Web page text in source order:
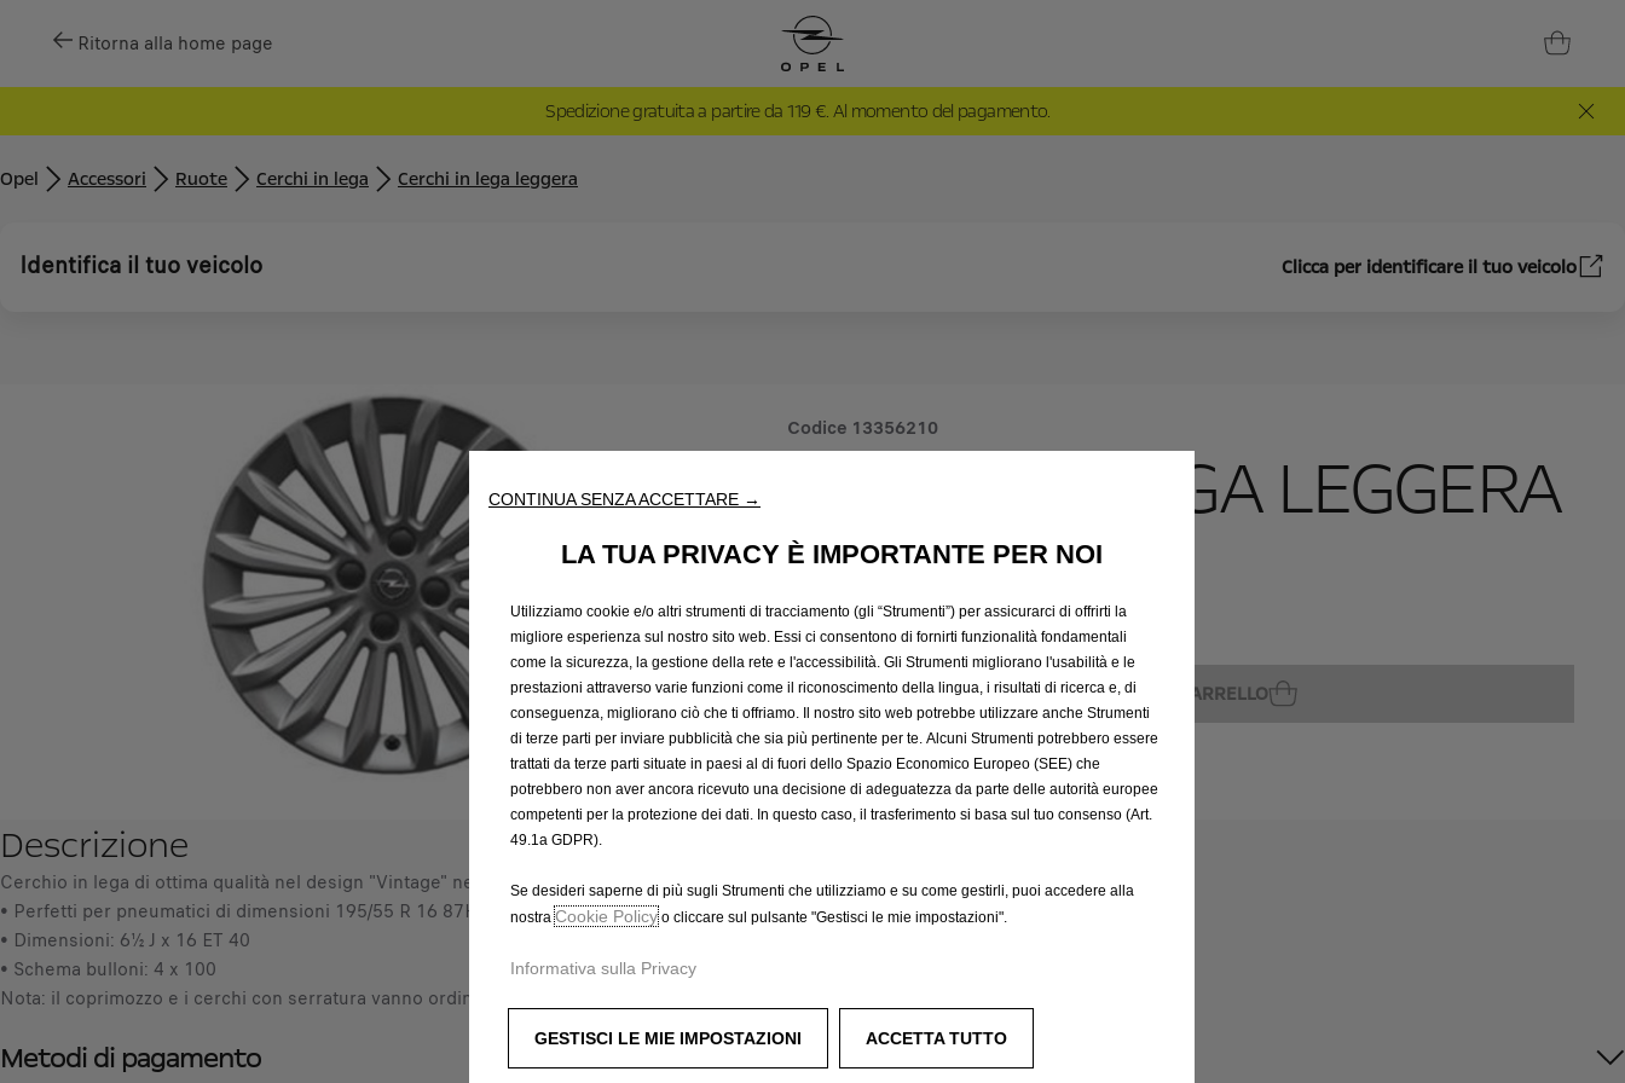
Ritorna alla home page
Spedizione gratuita a partire da 119 €. Al momento del pagamento.
Opel Accessori Ruote Cerchi in lega Cerchi in lega leggera
Identifica il tuo veicolo Clicca per identificare il tuo veicolo
Codice 13356210
CERCHI IN LEGA LEGGERA
436,00 €
P
r
i
c
e
i
s
4
,
0
I
V
A
IVA inclusa/Unità
-
+
Q
u
a
n
t
i
y
u
t
Prodotto esaurito
AGGIUNGI AL CARRELLO
Compra ora, paga dopo
Descrizione
Cerchio in lega di ottima qualità nel design "Vintage" nella versione Silver.
• Perfetti per pneumatici di dimensioni 195/55 R 16 87H
• Dimensioni: 6½ J x 16 ET 40
• Schema bulloni: 4 x 100
Nota: il coprimozzo e i cerchi con serratura vanno ordinati a parte.
Metodi di pagamento
CONTINUA SENZA ACCETTARE →
LA TUA PRIVACY È IMPORTANTE PER NOI
Utilizziamo cookie e/o altri strumenti di tracciamento (gli “Strumenti”) per assicurarci di offrirti la
migliore esperienza sul nostro sito web. Essi ci consentono di fornirti funzionalità fondamentali
come la sicurezza, la gestione della rete e l'accessibilità. Gli Strumenti migliorano l'usabilità e le
prestazioni attraverso varie funzioni come il riconoscimento della lingua, i risultati di ricerca e, di
conseguenza, migliorano ciò che ti offriamo. Il nostro sito web potrebbe utilizzare anche Strumenti
di terze parti per inviare pubblicità che sia più pertinente per te. Alcuni Strumenti potrebbero essere
trattati da terze parti situate in paesi al di fuori dello Spazio Economico Europeo (SEE) che
potrebbero non aver ancora ricevuto una decisione di adeguatezza da parte delle autorità europee
competenti per la protezione dei dati. In questo caso, il trasferimento si basa sul tuo consenso (Art.
49.1a GDPR).
Se desideri saperne di più sugli Strumenti che utilizziamo e su come gestirli, puoi accedere alla
nostraCookie Policyo cliccare sul pulsante "Gestisci le mie impostazioni".
Informativa sulla Privacy
GESTISCI LE MIE IMPOSTAZIONI ACCETTA TUTTO